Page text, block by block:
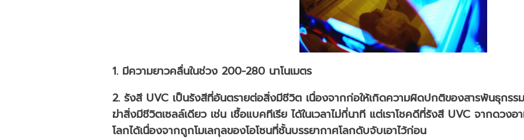
1. มีความยาวคลื่นในช่วง 200-280 นาโนเมตร
2. รังสี UVC เป็นรังสีที่อันตรายต่อสิ่งมีชีวิต เนื่องจากก่อให้เกิดความผิดปกติของสารพันธุกรร
ฆ่าสิ่งมีชีวิตเซลล์เดียว เช่น เชื้อแบคทีเรีย ได้ในเวลาไม่กี่นาที แต่เราโชคดีที่รังสี UVC จากดวง
โลกได้เนื่องจากถูกโมเลกุลของโอโซนที่ชั้นบรรยากาศโลกดับจับเอาไว้ก่อน